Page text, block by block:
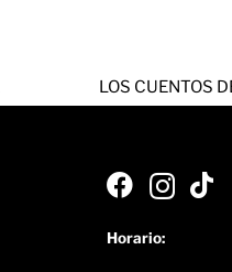
LOS CUENTOS
Horario: